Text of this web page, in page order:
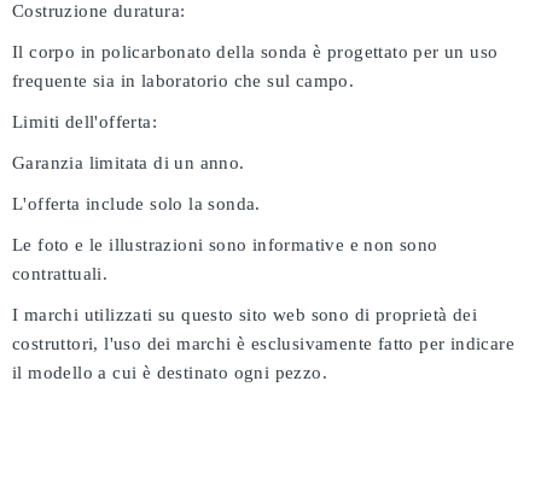
Costruzione duratura:
Il corpo in policarbonato della sonda è progettato per un uso
frequente sia in laboratorio che sul campo.
Limiti dell'offerta:
Garanzia limitata di un anno.
L'offerta include solo la sonda.
Le foto e le illustrazioni sono informative e non sono
contrattuali.
I marchi utilizzati su questo sito web sono di proprietà dei
costruttori, l'uso dei marchi è esclusivamente fatto per indicare
il modello a cui è destinato ogni pezzo.